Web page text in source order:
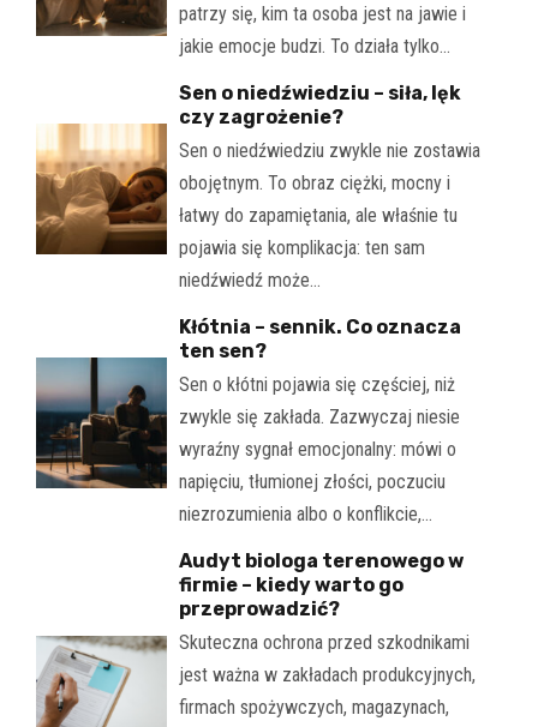
patrzy się, kim ta osoba jest na jawie i
jakie emocje budzi. To działa tylko…
Sen o niedźwiedziu – siła, lęk
czy zagrożenie?
Sen o niedźwiedziu zwykle nie zostawia
obojętnym. To obraz ciężki, mocny i
łatwy do zapamiętania, ale właśnie tu
pojawia się komplikacja: ten sam
niedźwiedź może…
Kłótnia – sennik. Co oznacza
ten sen?
Sen o kłótni pojawia się częściej, niż
zwykle się zakłada. Zazwyczaj niesie
wyraźny sygnał emocjonalny: mówi o
napięciu, tłumionej złości, poczuciu
niezrozumienia albo o konflikcie,…
Audyt biologa terenowego w
firmie – kiedy warto go
przeprowadzić?
Skuteczna ochrona przed szkodnikami
jest ważna w zakładach produkcyjnych,
firmach spożywczych, magazynach,